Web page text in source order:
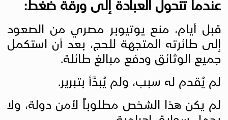
عندما تتحول العبادة إلى ورقة ضغط:
قبل أيام، منع يوتيوبر مصري من الصعود
إلى طائرته المتجهة للحج، بعد أن استكمل
جميع الوثائق ودفع مبالغ طائلة.
لم يُقدم له سبب، ولم يُبدَّأ بتبرير.
لم يكن هذا الشخص مطلوباً لأمن دولة، ولا